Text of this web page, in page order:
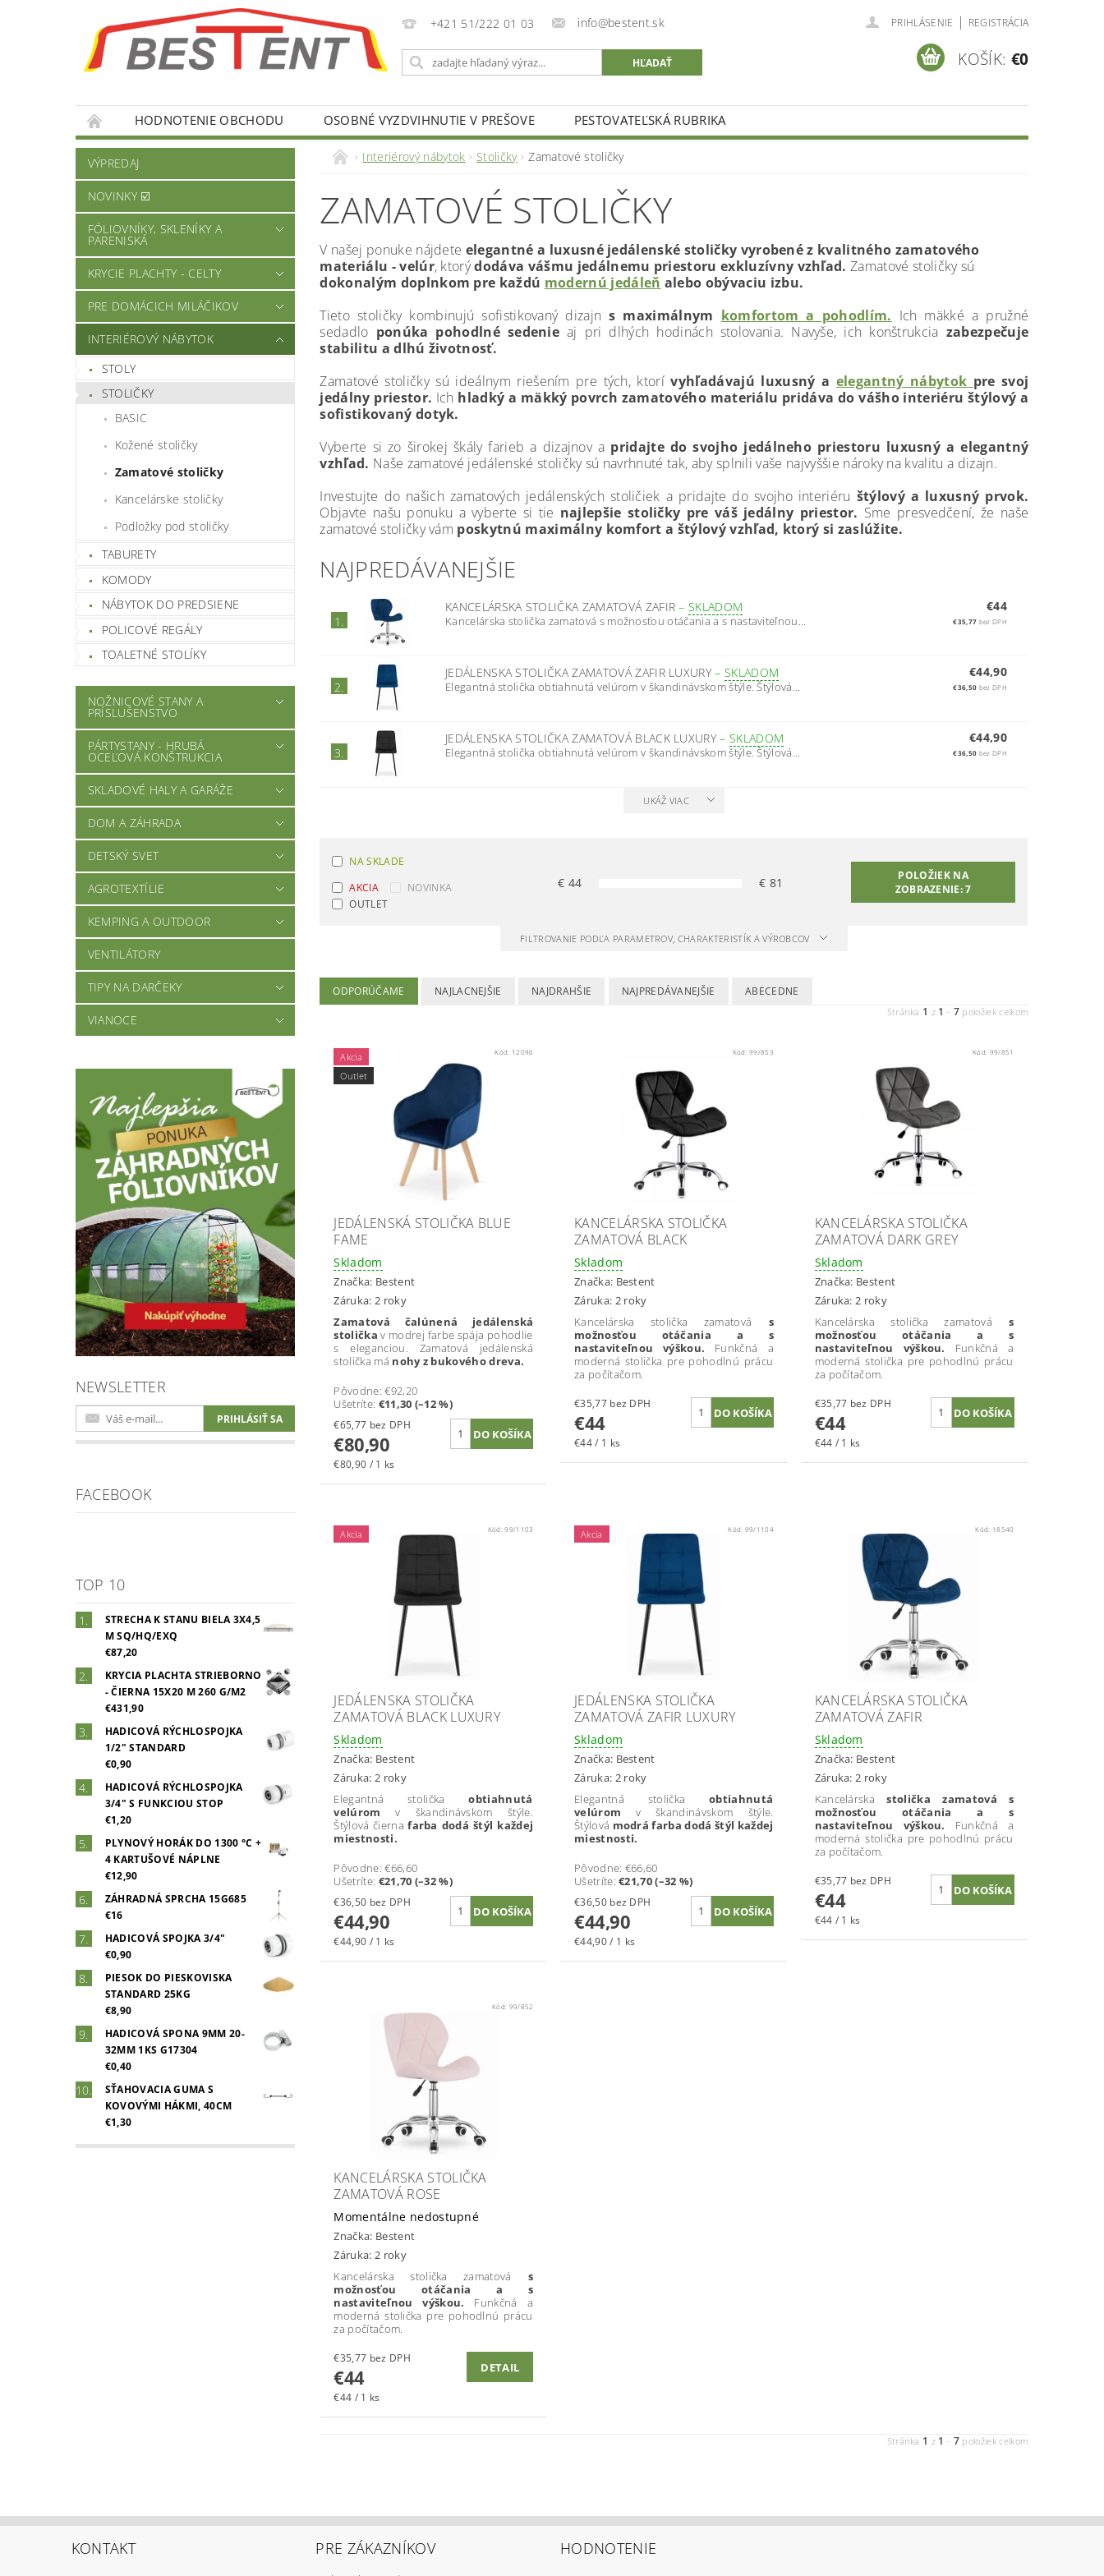
+421 51/222 01 03 info@bestent.sk PRIHLÁSENIE | REGISTRÁCIA
KOŠÍK: €0
HODNOTENIE OBCHODU OSOBNÉ VYZDVIHNUTIE V PREŠOVE PESTOVATEĽSKÁ RUBRIKA
VÝPREDAJ
NOVINKY ☑️
FÓLIOVNÍKY, SKLENÍKY A
PARENISKÁ
KRYCIE PLACHTY - CELTY
PRE DOMÁCICH MILÁČIKOV
INTERIÉROVÝ NÁBYTOK
STOLY
STOLIČKY
BASIC
Kožené stoličky
Zamatové stoličky
Kancelárske stoličky
Podložky pod stoličky
TABURETY
KOMODY
NÁBYTOK DO PREDSIENE
POLICOVÉ REGÁLY
TOALETNÉ STOLÍKY
NOŽNICOVÉ STANY A
PRÍSLUŠENSTVO
PÁRTYSTANY - HRUBÁ
OCEĽOVÁ KONŠTRUKCIA
SKLADOVÉ HALY A GARÁŽE
DOM A ZÁHRADA
DETSKÝ SVET
AGROTEXTÍLIE
KEMPING A OUTDOOR
VENTILÁTORY
TIPY NA DARČEKY
VIANOCE
NEWSLETTER
FACEBOOK
TOP 10
STRECHA K STANU BIELA 3X4,5
M SQ/HQ/EXQ
€87,20
KRYCIA PLACHTA STRIEBORNO
- ČIERNA 15X20 M 260 G/M2
€431,90
HADICOVÁ RÝCHLOSPOJKA
1/2" STANDARD
€0,90
HADICOVÁ RÝCHLOSPOJKA
3/4" S FUNKCIOU STOP
€1,20
PLYNOVÝ HORÁK DO 1300 °C +
4 KARTUŠOVÉ NÁPLNE
€12,90
ZÁHRADNÁ SPRCHA 15G685
€16
HADICOVÁ SPOJKA 3/4"
€0,90
PIESOK DO PIESKOVISKA
STANDARD 25KG
€8,90
HADICOVÁ SPONA 9MM 20-
32MM 1KS G17304
€0,40
SŤAHOVACIA GUMA S
KOVOVÝMI HÁKMI, 40CM
€1,30
Interiérový nábytok Stoličky Zamatové stoličky
ZAMATOVÉ STOLIČKY
V našej ponuke nájdete elegantné a luxusné jedálenské stoličky vyrobené z kvalitného zamatového
materiálu - velúr, ktorýdodáva vášmu jedálnemu priestoru exkluzívny vzhľad. Zamatové stoličky sú
dokonalým doplnkom pre každú modernú jedáleň alebo obývaciu izbu.
Tieto stoličky kombinujú sofistikovaný dizajn s maximálnym komfortom a pohodlím. Ich mäkké a pružné
sedadlo ponúka pohodlné sedenie aj pri dlhých hodinách stolovania. Navyše, ich konštrukcia zabezpečuje
stabilitu a dlhú životnosť.
Zamatové stoličky sú ideálnym riešením pre tých, ktorívyhľadávajú luxusný a elegantný nábytok pre svoj
jedálny priestor. Ich hladký a mäkký povrch zamatového materiálu pridáva do vášho interiéru štýlový a
sofistikovaný dotyk.
Vyberte si zo širokej škály farieb a dizajnov a pridajte do svojho jedálneho priestoru luxusný a elegantný
vzhľad. Naše zamatové jedálenské stoličky sú navrhnuté tak, aby splnili vaše najvyššie nároky na kvalitu a dizajn.
Investujte do našich zamatových jedálenských stoličiek a pridajte do svojho interiéru štýlový a luxusný prvok.
Objavte našu ponuku a vyberte si tie najlepšie stoličky pre váš jedálny priestor. Sme presvedčení, že naše
zamatové stoličky vám poskytnú maximálny komfort a štýlový vzhľad, ktorý si zaslúžite.
NAJPREDÁVANEJŠIE
1.
KANCELÁRSKA STOLIČKA ZAMATOVÁ ZAFIR–SKLADOM
Kancelárska stolička zamatová s možnosťou otáčania a s nastaviteľnou...
€44
€35,77 bez DPH
2.
JEDÁLENSKA STOLIČKA ZAMATOVÁ ZAFIR LUXURY–SKLADOM
Elegantná stolička obtiahnutá velúrom v škandinávskom štýle. Štýlová...
€44,90
€36,50 bez DPH
3.
JEDÁLENSKA STOLIČKA ZAMATOVÁ BLACK LUXURY–SKLADOM
Elegantná stolička obtiahnutá velúrom v škandinávskom štýle. Štýlová...
€44,90
€36,50 bez DPH
UKÁŽ VIAC
NA SKLADE
AKCIA
NOVINKA
OUTLET
€ 44 € 81
POLOŽIEK NA
ZOBRAZENIE:7
FILTROVANIE PODĽA PARAMETROV, CHARAKTERISTÍK A VÝROBCOV
ODPORÚČAME NAJLACNEJŠIE NAJDRAHŠIE NAJPREDÁVANEJŠIE ABECEDNE
Stránka 1 z 1 - 7 položiek celkom
Akcia
Outlet
Kód: 12096
JEDÁLENSKÁ STOLIČKA BLUE
FAME
Skladom
Značka: Bestent
Záruka: 2 roky
Zamatová čalúnená jedálenská
stoličkav modrej farbe spája pohodlie
s eleganciou. Zamatová jedálenská
stolička má nohy z bukového dreva.
Pôvodne:€92,20
Ušetríte: €11,30 (–12 %)
€65,77 bez DPH
€80,90
€80,90 / 1 ks
Kód:99/853
KANCELÁRSKA STOLIČKA
ZAMATOVÁ BLACK
Skladom
Značka: Bestent
Záruka: 2 roky
Kancelárska stolička zamatová s
možnosťou otáčania a s
nastaviteľnou výškou. Funkčná a
moderná stolička pre pohodlnú prácu
za počítačom.
€35,77 bez DPH
€44
€44 / 1 ks
Kód: 99/851
KANCELÁRSKA STOLIČKA
ZAMATOVÁ DARK GREY
Skladom
Značka: Bestent
Záruka: 2 roky
Kancelárska stolička zamatová s
možnosťou otáčania a s
nastaviteľnou výškou. Funkčná a
moderná stolička pre pohodlnú prácu
za počítačom.
€35,77 bez DPH
€44
€44 / 1 ks
Akcia Kód:99/1103
JEDÁLENSKA STOLIČKA
ZAMATOVÁ BLACK LUXURY
Skladom
Značka: Bestent
Záruka: 2 roky
Elegantná stoličkaobtiahnutá
velúrom v škandinávskom štýle.
Štýlová čiernafarba dodá štýl každej
miestnosti.
Pôvodne:€66,60
Ušetríte: €21,70 (–32 %)
€36,50 bez DPH
€44,90
€44,90 / 1 ks
Akcia Kód: 99/1104
JEDÁLENSKA STOLIČKA
ZAMATOVÁ ZAFIR LUXURY
Skladom
Značka: Bestent
Záruka: 2 roky
Elegantná stoličkaobtiahnutá
velúrom v škandinávskom štýle.
Štýlová modrá farba dodá štýl každej
miestnosti.
Pôvodne: €66,60
Ušetríte:€21,70 (–32 %)
€36,50 bez DPH
€44,90
€44,90 / 1 ks
Kód: 18540
KANCELÁRSKA STOLIČKA
ZAMATOVÁ ZAFIR
Skladom
Značka: Bestent
Záruka: 2 roky
Kancelárskastolička zamatová s
možnosťou otáčania a s
nastaviteľnou výškou. Funkčná a
moderná stolička pre pohodlnú prácu
za počítačom.
€35,77 bez DPH
€44
€44 / 1 ks
Kód: 99/852
KANCELÁRSKA STOLIČKA
ZAMATOVÁ ROSE
Momentálne nedostupné
Značka: Bestent
Záruka: 2 roky
Kancelárska stolička zamatová s
možnosťou otáčania a s
nastaviteľnou výškou. Funkčná a
moderná stolička pre pohodlnú prácu
za počítačom.
€35,77 bez DPH
€44
€44 / 1 ks
DETAIL
Stránka 1 z 1 - 7 položiek celkom
KONTAKT PRE ZÁKAZNÍKOV HODNOTENIE